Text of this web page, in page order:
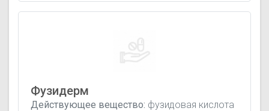
Фузидерм
Действующее вещество: фузидовая кислота